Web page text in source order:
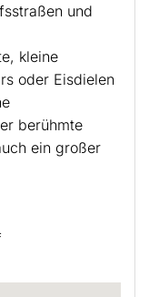
und
kleine
oder Eisdielen
berühmte
ein großer